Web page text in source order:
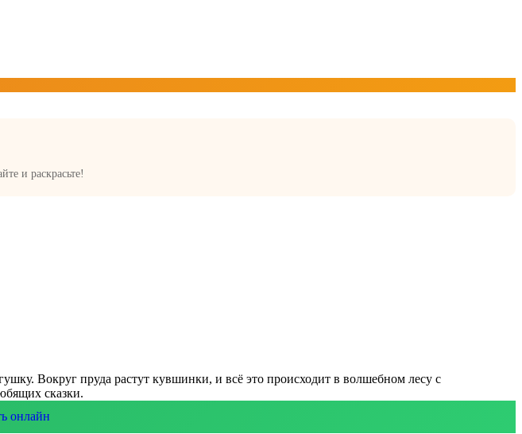
и раскрасьте!
Вокруг пруда растут кувшинки, и всё это происходит в волшебном лесу с
сказки.
онлайн